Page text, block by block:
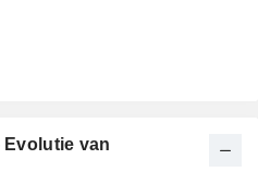
Evolutie van